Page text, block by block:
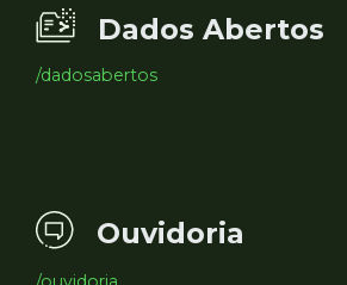
Dados Abertos
/dadosabertos
Ouvidoria